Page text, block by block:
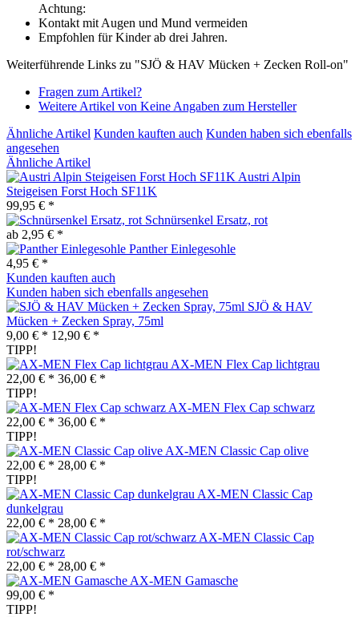
Achtung:
Kontakt mit Augen und Mund vermeiden
Empfohlen für Kinder ab drei Jahren.
Weiterführende Links zu "SJÖ & HAV Mücken + Zecken Roll-on"
Fragen zum Artikel?
Weitere Artikel von Keine Angaben zum Hersteller
Ähnliche Artikel Kunden kauften auch Kunden haben sich ebenfalls
angesehen
Ähnliche Artikel
Austri Alpin
Steigeisen Forst Hoch SF11K
99,95 € *
Schnürsenkel Ersatz, rot
ab 2,95 € *
Panther Einlegesohle
4,95 € *
Kunden kauften auch
Kunden haben sich ebenfalls angesehen
SJÖ & HAV
Mücken + Zecken Spray, 75ml
9,00 € * 12,90 € *
TIPP!
AX-MEN Flex Cap lichtgrau
22,00 € * 36,00 € *
TIPP!
AX-MEN Flex Cap schwarz
22,00 € * 36,00 € *
TIPP!
AX-MEN Classic Cap olive
22,00 € * 28,00 € *
TIPP!
AX-MEN Classic Cap
dunkelgrau
22,00 € * 28,00 € *
AX-MEN Classic Cap
rot/schwarz
22,00 € * 28,00 € *
AX-MEN Gamasche
99,00 € *
TIPP!